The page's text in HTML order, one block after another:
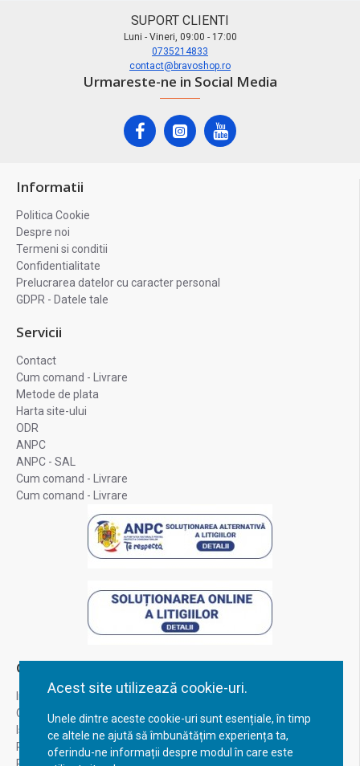
Acest site utilizează cookie-uri.
Unele dintre aceste cookie-uri sunt esențiale, în timp
ce altele ne ajută să îmbunătățim experiența ta,
oferindu-ne informații despre modul în care este
SUPORT CLIENTI
Luni - Vineri, 09:00 - 17:00
0735214833
contact@bravoshop.ro
Urmareste-ne in Social Media
Informatii
Politica Cookie
Despre noi
Termeni si conditii
Confidentialitate
Prelucrarea datelor cu caracter personal
GDPR - Datele tale
Servicii
Contact
Cum comand - Livrare
Metode de plata
Harta site-ului
ODR
ANPC
ANPC - SAL
Cum comand - Livrare
Cum comand - Livrare
Contul Meu
Inregistrare
Contul meu
Istoric comenzi
Recuperare parola